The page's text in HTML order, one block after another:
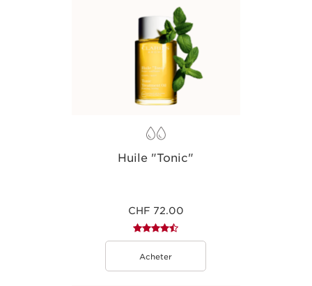
Huile "Tonic"
CHF 72.00
Acheter